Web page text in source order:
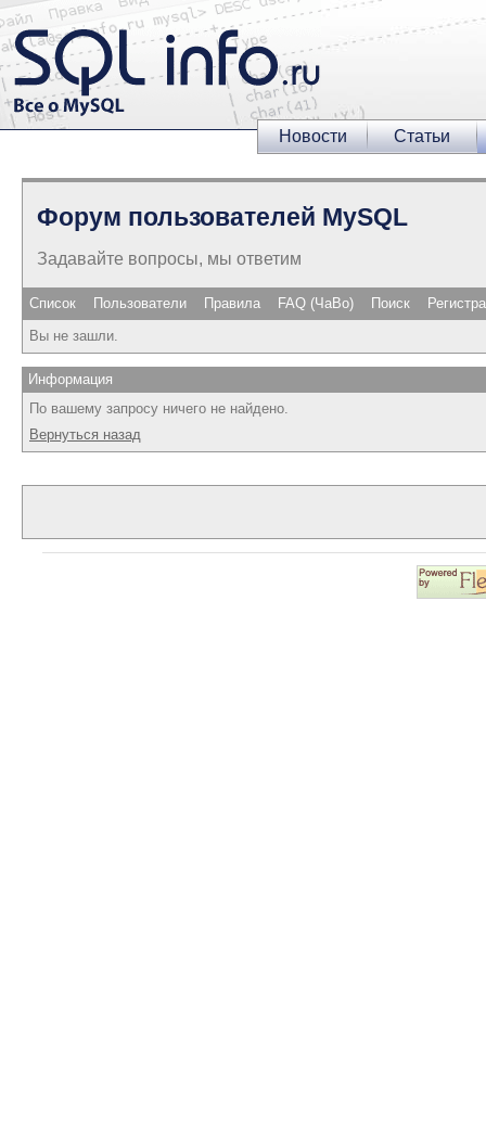
Новости Статьи
Форум пользователей MySQL
Задавайте вопросы, мы ответим
Список Пользователи Правила FAQ (ЧаВо) Поиск
Вы не зашли.
Информация
По вашему запросу ничего не найдено.
Вернуться назад